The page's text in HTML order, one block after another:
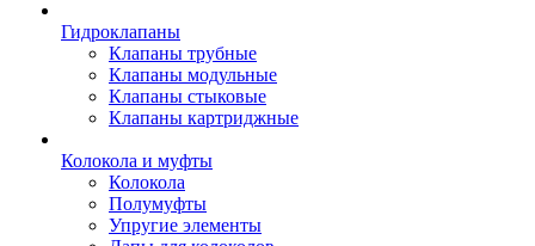
Гидроклапаны
Клапаны трубные
Клапаны модульные
Клапаны стыковые
Клапаны картриджные
Колокола и муфты
Колокола
Полумуфты
Упругие элементы